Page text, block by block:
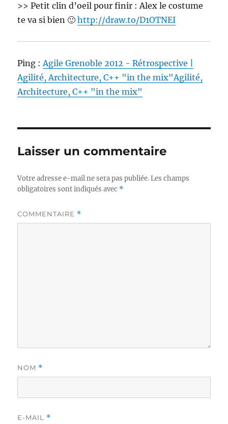
>> Petit clin d’oeil pour finir : Alex le costume
te va si bien 🙂http://draw.to/D1OTNEI
Ping :Agile Grenoble 2012 - Rétrospective |
Agilité, Architecture, C++ "in the mix"Agilité,
Architecture, C++ "in the mix"
Laisser un commentaire
Votre adresse e-mail ne sera pas publiée. Les champs
obligatoires sont indiqués avec *
COMMENTAIRE *
NOM *
E-MAIL *